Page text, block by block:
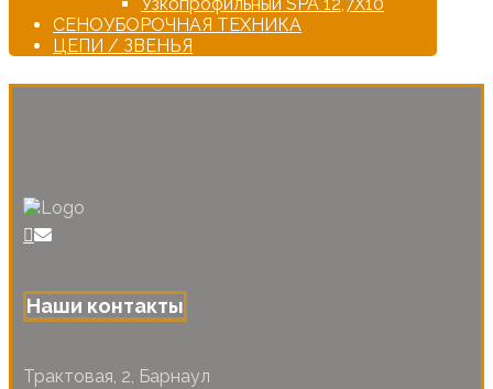
СЕНОУБОРОЧНАЯ ТЕХНИКА
ЦЕПИ / ЗВЕНЬЯ
Наши контакты
Трактовая, 2, Барнаул